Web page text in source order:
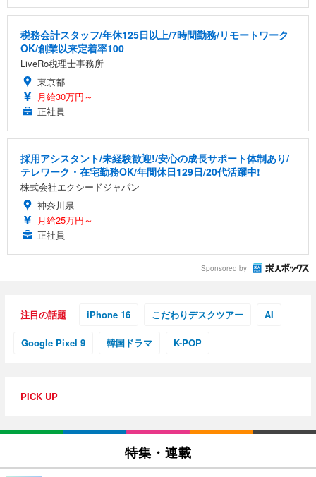
税務会計スタッフ/年休125日以上/7時間勤務/リモートワーク
OK/創業以来定着率100
LiveRo税理士事務所
東京都
月給30万円～
正社員
採用アシスタント/未経験歓迎!/安心の成長サポート体制あり/
テレワーク・在宅勤務OK/年間休日129日/20代活躍中!
株式会社エクシードジャパン
神奈川県
月給25万円～
正社員
Sponsored by
注目の話題 iPhone 16 こだわりデスクツアー AI
Google Pixel 9 韓国ドラマ K-POP
PICK UP
特集・連載